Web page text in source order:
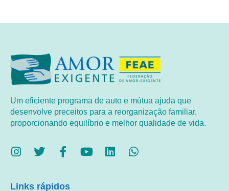
Um eficiente programa de auto e mútua ajuda que
desenvolve preceitos para a reorganização familiar,
proporcionando equilíbrio e melhor qualidade de vida.
Links rápidos